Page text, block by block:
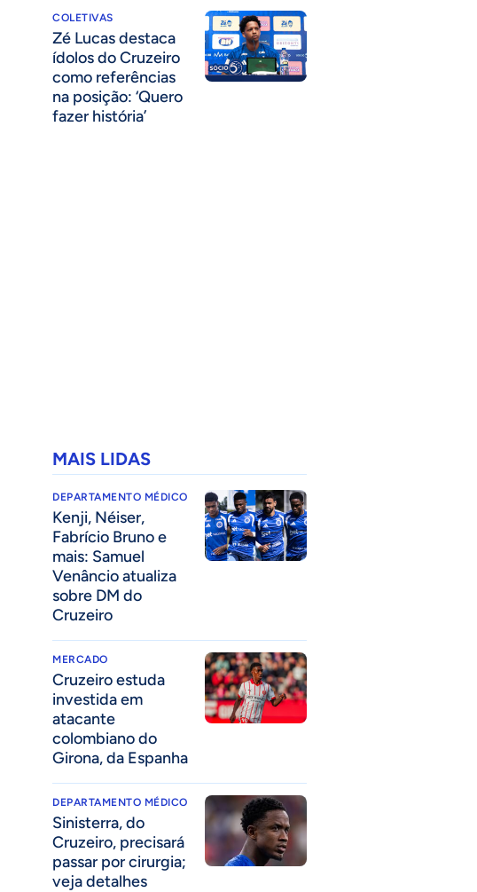
COLETIVAS
Zé Lucas destaca
ídolos do Cruzeiro
como referências
na posição: ‘Quero
fazer história’
MAIS LIDAS
DEPARTAMENTO MÉDICO
Kenji, Néiser,
Fabrício Bruno e
mais: Samuel
Venâncio atualiza
sobre DM do
Cruzeiro
MERCADO
Cruzeiro estuda
investida em
atacante
colombiano do
Girona, da Espanha
DEPARTAMENTO MÉDICO
Sinisterra, do
Cruzeiro, precisará
passar por cirurgia;
veja detalhes